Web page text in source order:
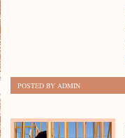
POSTED BY ADMIN